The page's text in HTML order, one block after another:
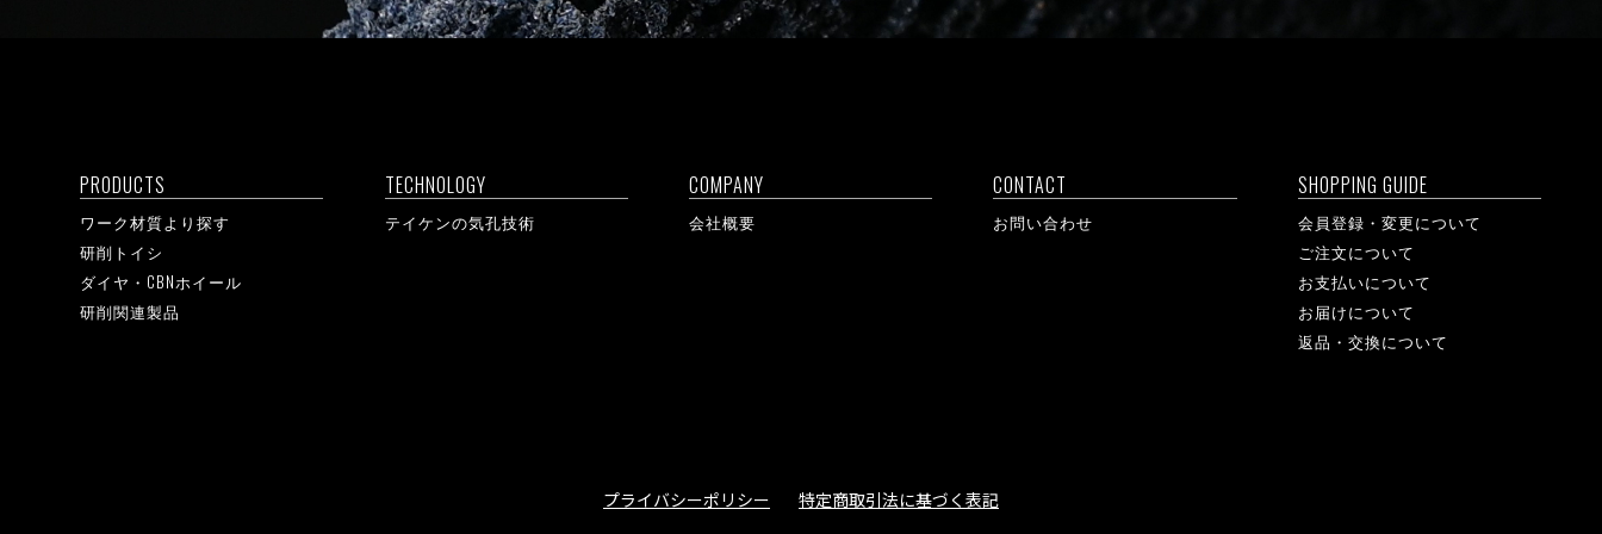
PRODUCTS
ワーク材質より探す
研削トイシ
ダイヤ・CBNホイール
研削関連製品
TECHNOLOGY
テイケンの気孔技術
COMPANY
会社概要
CONTACT
お問い合わせ
SHOPPING GUIDE
会員登録・変更について
ご注文について
お支払いについて
お届けについて
返品・交換について
プライバシーポリシー 特定商取引法に基づく表記